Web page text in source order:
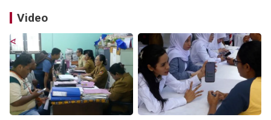
Video